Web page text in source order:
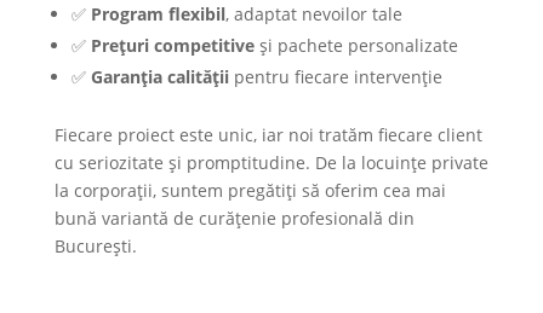
✅ Program flexibil, adaptat nevoilor tale
✅ Prețuri competitiveși pachete personalizate
✅ Garanția calitățiipentru fiecare intervenție
Fiecare proiect este unic, iar noi tratăm fiecare client
cu seriozitate și promptitudine. De la locuințe private
la corporații, suntem pregătiți să oferim cea mai
bună variantă de curățenie profesională din
București.